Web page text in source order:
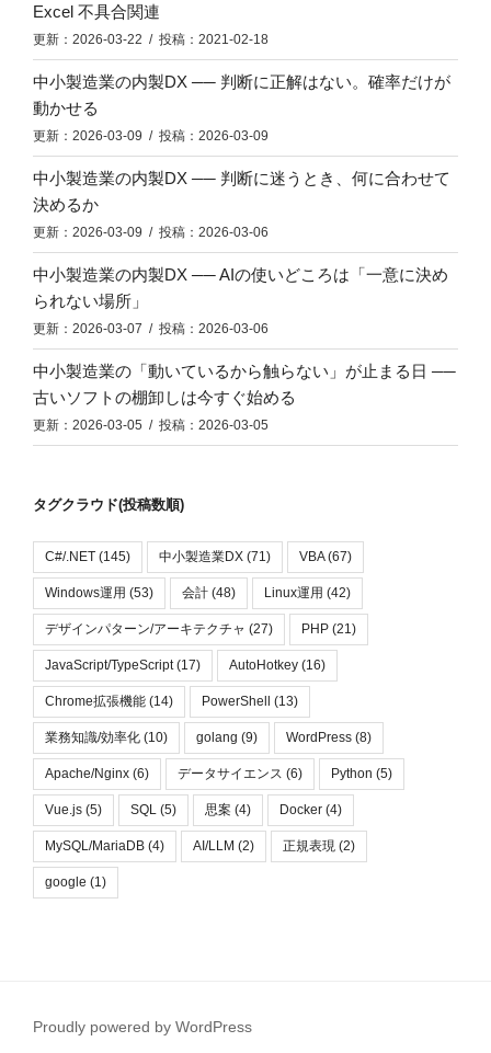
Excel 不具合関連
更新：2026-03-22 / 投稿：2021-02-18
中小製造業の内製DX ── 判断に正解はない。確率だけが
動かせる
更新：2026-03-09 / 投稿：2026-03-09
中小製造業の内製DX ── 判断に迷うとき、何に合わせて
決めるか
更新：2026-03-09 / 投稿：2026-03-06
中小製造業の内製DX ── AIの使いどころは「一意に決め
られない場所」
更新：2026-03-07 / 投稿：2026-03-06
中小製造業の「動いているから触らない」が止まる日 ──
古いソフトの棚卸しは今すぐ始める
更新：2026-03-05 / 投稿：2026-03-05
タグクラウド(投稿数順)
C#/.NET (145) 中小製造業DX (71) VBA(67)
Windows運用 (53) 会計 (48) Linux運用 (42)
デザインパターン/アーキテクチャ (27) PHP (21)
JavaScript/TypeScript(17) AutoHotkey (16)
Chrome拡張機能 (14) PowerShell (13)
業務知識/効率化 (10) golang (9) WordPress (8)
Apache/Nginx (6) データサイエンス (6) Python (5)
Vue.js (5) SQL (5) 思案 (4) Docker (4)
MySQL/MariaDB (4) AI/LLM (2) 正規表現 (2)
google (1)
Proudly powered by WordPress